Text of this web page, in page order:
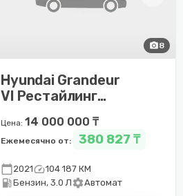
photo_camera8
Hyundai Grandeur
VI Рестайлинг
Цена: 14 000 000 ₸
Ежемесячно от: 380 827 ₸
calendar_today2021speed104 187 КМ
local_gas_stationБензин, 3.0 Л settingsАвтомат